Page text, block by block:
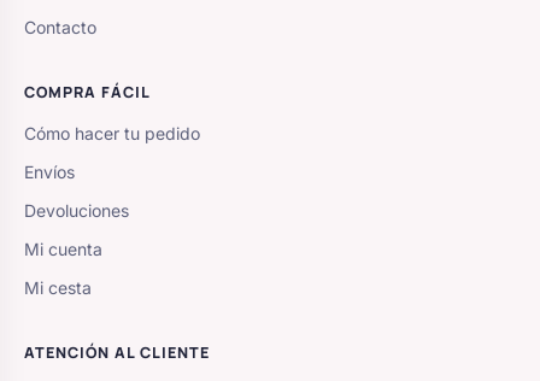
Contacto
COMPRA FÁCIL
Cómo hacer tu pedido
Envíos
Devoluciones
Mi cuenta
Mi cesta
ATENCIÓN AL CLIENTE